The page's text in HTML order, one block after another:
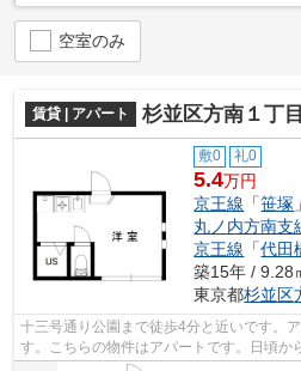
空室のみ
賃貸 | アパート 杉並区方南１丁
敷0 礼0
5.4万円
京王線 「笹塚
丸ノ内方南支
京王線 「代田
築15年 / 9.28
東京都杉並区
十三号通り公園まで徒歩4分と近いです。
す。こちらの物件はアパートです。日頃か